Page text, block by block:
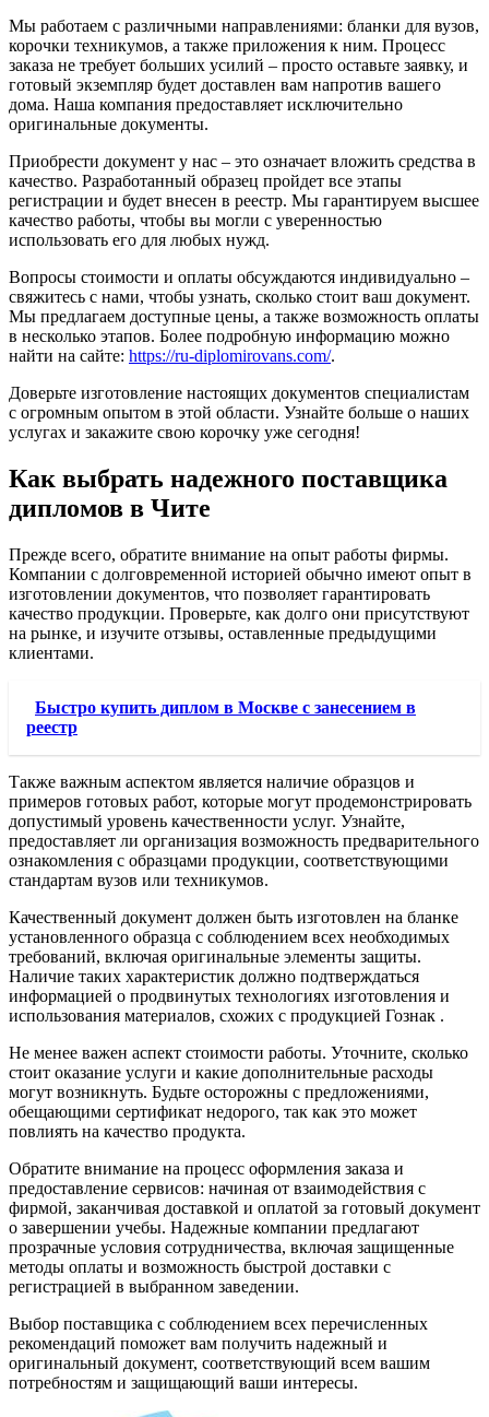
Мы работаем с различными направлениями: бланки для вузов,
корочки техникумов, а также приложения к ним. Процесс
заказа не требует больших усилий – просто оставьте заявку, и
готовый экземпляр будет доставлен вам напротив вашего
дома. Наша компания предоставляет исключительно
оригинальные документы.
Приобрести документ у нас – это означает вложить средства в
качество. Разработанный образец пройдет все этапы
регистрации и будет внесен в реестр. Мы гарантируем высшее
качество работы, чтобы вы могли с уверенностью
использовать его для любых нужд.
Вопросы стоимости и оплаты обсуждаются индивидуально –
свяжитесь с нами, чтобы узнать, сколько стоит ваш документ.
Мы предлагаем доступные цены, а также возможность оплаты
в несколько этапов. Более подробную информацию можно
найти на сайте: https://ru-diplomirovans.com/.
Доверьте изготовление настоящих документов специалистам
с огромным опытом в этой области. Узнайте больше о наших
услугах и закажите свою корочку уже сегодня!
Как выбрать надежного поставщика
дипломов в Чите
Прежде всего, обратите внимание на опыт работы фирмы.
Компании с долговременной историей обычно имеют опыт в
изготовлении документов, что позволяет гарантировать
качество продукции. Проверьте, как долго они присутствуют
на рынке, и изучите отзывы, оставленные предыдущими
клиентами.
Быстро купить диплом в Москве с занесением в
реестр
Также важным аспектом является наличие образцов и
примеров готовых работ, которые могут продемонстрировать
допустимый уровень качественности услуг. Узнайте,
предоставляет ли организация возможность предварительного
ознакомления с образцами продукции, соответствующими
стандартам вузов или техникумов.
Качественный документ должен быть изготовлен на бланке
установленного образца с соблюдением всех необходимых
требований, включая оригинальные элементы защиты.
Наличие таких характеристик должно подтверждаться
информацией о продвинутых технологиях изготовления и
использования материалов, схожих с продукцией Гознак .
Не менее важен аспект стоимости работы. Уточните, сколько
стоит оказание услуги и какие дополнительные расходы
могут возникнуть. Будьте осторожны с предложениями,
обещающими сертификат недорого, так как это может
повлиять на качество продукта.
Обратите внимание на процесс оформления заказа и
предоставление сервисов: начиная от взаимодействия с
фирмой, заканчивая доставкой и оплатой за готовый документ
о завершении учебы. Надежные компании предлагают
прозрачные условия сотрудничества, включая защищенные
методы оплаты и возможность быстрой доставки с
регистрацией в выбранном заведении.
Выбор поставщика с соблюдением всех перечисленных
рекомендаций поможет вам получить надежный и
оригинальный документ, соответствующий всем вашим
потребностям и защищающий ваши интересы.